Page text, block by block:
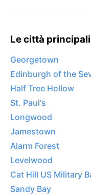
Le città
Georgetown
Edinburgh of the
Half Tree Hollow
St. Paul's
Longwood
Jamestown
Alarm Forest
Levelwood
Cat Hill US Military
Sandy Bay